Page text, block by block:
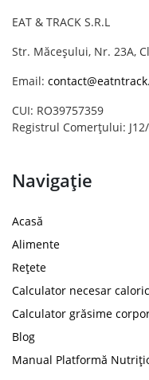
EAT & TRACK S.R.L
Str. Măceșului, Nr. 23A,
Email:
CUI: RO39757359
Registrul Comerțului:
Navigație
Acasă
Alimente
Rețete
Calculator necesar caloric
Calculator grăsime
Blog
Manual Platformă